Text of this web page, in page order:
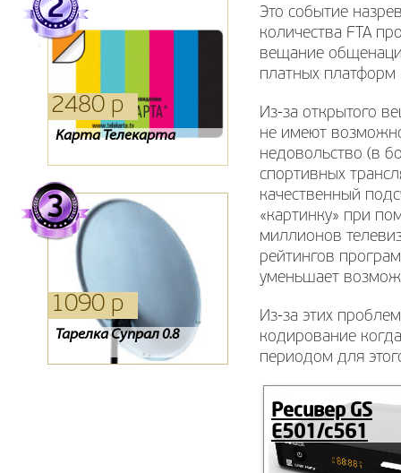
2480 р
Карта Телекарта
0 р
Карта доступа Триколор
280 р
Пульт RC41I-T2-02
1090 р
Тарелка Супрал 0.8
440 р
Пульт для спутникового
ресивера ТЕЛЕКАРТА
Continent-04(CNX/IR), EVO-
4400 р
Обмен ресиверов
Телекарта SD на HD.
Ресивер EVO-07
Это событие
количества FTA
вещание
платных
Из-за открытого
не имеют
недовольство (в
спортивных
качественный
«картинку» при
миллионов
рейтингов
уменьшает
Из-за этих
кодирование
периодом для
Ресивер GS
E501/c561